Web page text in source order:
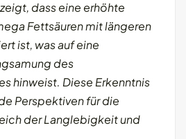
dass eine erhöhte
Fettsäuren mit längeren
ist, was auf eine
des
hinweist. Diese Erkenntnis
Perspektiven für die
der Langlebigkeit und